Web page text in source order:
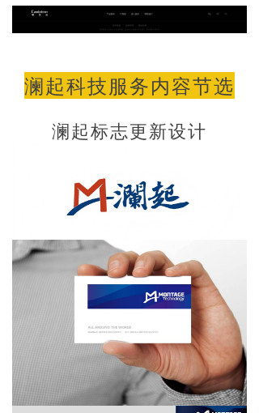
澜起科技服务内容节选
澜起标志更新设计